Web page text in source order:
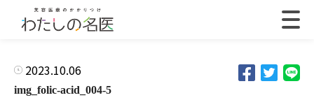
2023.10.06
img_folic-acid_004-5